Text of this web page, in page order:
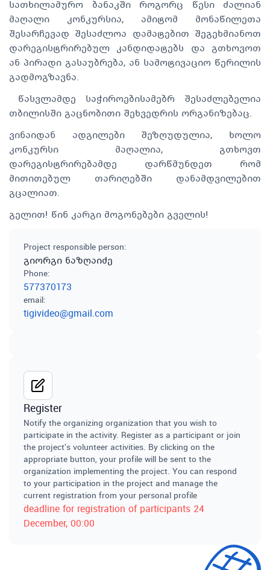
სათხილამურო ბანაკში როგორც წესი ძალიან
მაღალი კონკურსია, ამიტომ მონაწილეთა
შესარჩევად შესაძლოა დამატებით შეგეხმიანოთ
დარეგისტრირებულ კანდიდატებს და გთხოვოთ
ან პირადი გასაუბრება, ან სამოტივაციო წერილის
გადმოგზავნა.
წასვლამდე საჭიროებისამებრ შესაძლებელია
თბილისში გაცნობითი შეხვედრის ორგანიზებაც.
ვინაიდან ადგილები შეზღუდულია, ხოლო
კონკურსი მაღალია, გთხოვთ
დარეგისტრირებამდე დარწმუნდეთ რომ
მითითებულ თარიღებში დანამდვილებით
გცალიათ.
გელით! წინ კარგი მოგონებები გველის!
Project responsible person:
გიორგი ნაზღაიძე
Phone:
577370173
email:
tigivideo@gmail.com
Register
Notify the organizing organization that you wish to
participate in the activity. Register as a participant or join
the project's volunteer activities. By clicking on the
appropriate button, your profile will be sent to the
organization implementing the project. You can respond
to your participation in the project and manage the
current registration from your personal profile
deadline for registration of participants 24
December, 00:00